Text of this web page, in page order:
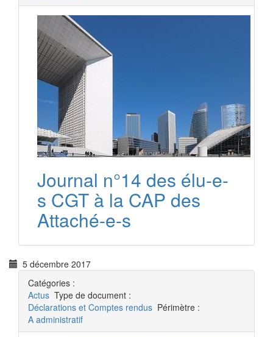
Journal n°14 des élu-e-
s CGT à la CAP des
Attaché-e-s
5 décembre 2017
Catégories :
Actus Type de document :
Déclarations et Comptes rendus Périmètre :
A administratif